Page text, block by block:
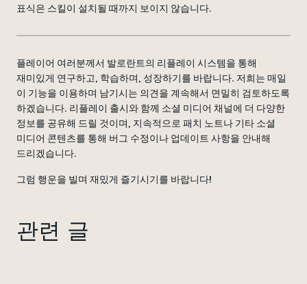
표식은 스킬이 설치될 때까지 보이지 않습니다.
플레이어 여러분께서 발로란트의 리플레이 시스템을 통해
재미있게 연구하고, 학습하며, 성장하기를 바랍니다. 저희는 매일
이 기능을 이용하며 남기시는 의견을 계속해서 면밀히 검토하도록
하겠습니다. 리플레이 출시와 함께 소셜 미디어 채널에 더 다양한
정보를 공유해 드릴 것이며, 지속적으로 패치 노트나 기타 소셜
미디어 콘텐츠를 통해 버그 수정이나 업데이트 사항을 안내해
드리겠습니다.
그럼 행운을 빌며 재밌게 즐기시기를 바랍니다!
관련 글